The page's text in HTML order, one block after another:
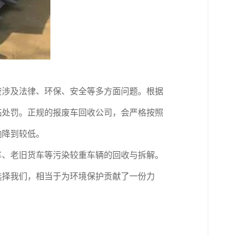
及法律、环保、安全等多方面问题。根据
罚。正规的报废车回收公司，会严格按照
到较低。
老旧货车等污染较重车辆的回收与拆解。
我们，相当于为环境保护贡献了一份力